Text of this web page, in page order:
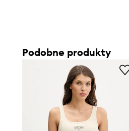
Podobne produkty